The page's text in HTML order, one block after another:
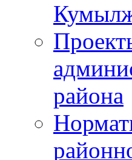
района